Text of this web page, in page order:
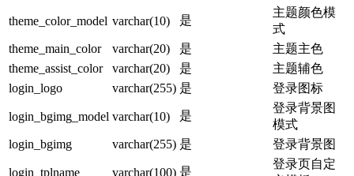
theme_color_model varchar(10) 是
主题颜色模
式
theme_main_color
varchar(20) 是
主题主色
theme_assist_color
varchar(20) 是
主题辅色
login_logo
varchar(255) 是 登录图标
login_bgimg_model varchar(10) 是
登录背景图
模式
login_bgimg
varchar(255) 是 登录背景图
login_tplname varchar(100) 是
登录页自定